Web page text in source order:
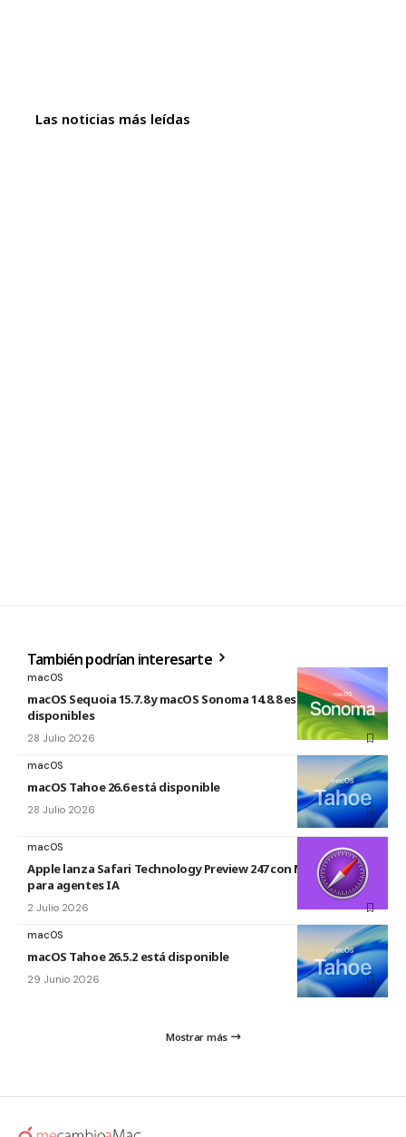
Las noticias más leídas
También podrían interesarte
macOS
macOS Sequoia 15.7.8 y macOS Sonoma 14.8.8 están
disponibles
28 Julio 2026
macOS
macOS Tahoe 26.6 está disponible
28 Julio 2026
macOS
Apple lanza Safari Technology Preview 247 con MCP Server
para agentes IA
2 Julio 2026
macOS
macOS Tahoe 26.5.2 está disponible
29 Junio 2026
Mostrar más